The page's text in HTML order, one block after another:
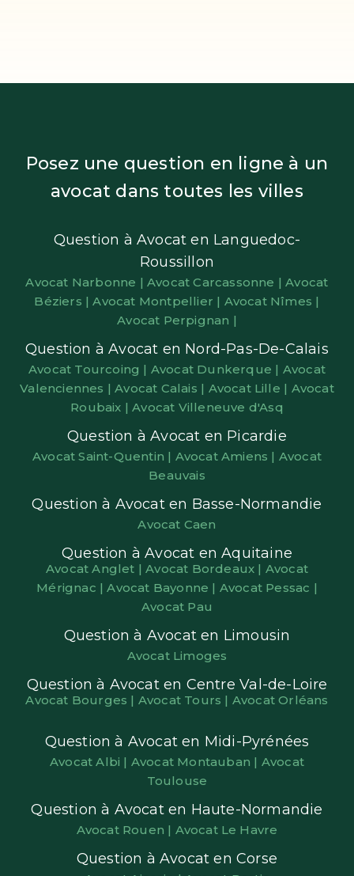
Posez une question en ligne à un
avocat dans toutes les villes
Question à Avocat en Languedoc-
Roussillon
Avocat Narbonne |Avocat Carcassonne |Avocat
Béziers |Avocat Montpellier | Avocat Nîmes |
Avocat Perpignan |
Question à Avocat en Nord-Pas-De-Calais
Avocat Tourcoing | Avocat Dunkerque | Avocat
Valenciennes |Avocat Calais | Avocat Lille | Avocat
Roubaix |Avocat Villeneuve d'Asq
Question à Avocat en Picardie
Avocat Saint-Quentin | Avocat Amiens | Avocat
Beauvais
Question à Avocat en Basse-Normandie
Avocat Caen
Question à Avocat en Aquitaine
Avocat Anglet |Avocat Bordeaux | Avocat
Mérignac |Avocat Bayonne | Avocat Pessac |
Avocat Pau
Question à Avocat en Limousin
Avocat Limoges
Question à Avocat en Centre Val-de-Loire
Avocat Bourges | Avocat Tours | Avocat Orléans
Question à Avocat en Midi-Pyrénées
Avocat Albi | Avocat Montauban | Avocat
Toulouse
Question à Avocat en Haute-Normandie
Avocat Rouen | Avocat Le Havre
Question à Avocat en Corse